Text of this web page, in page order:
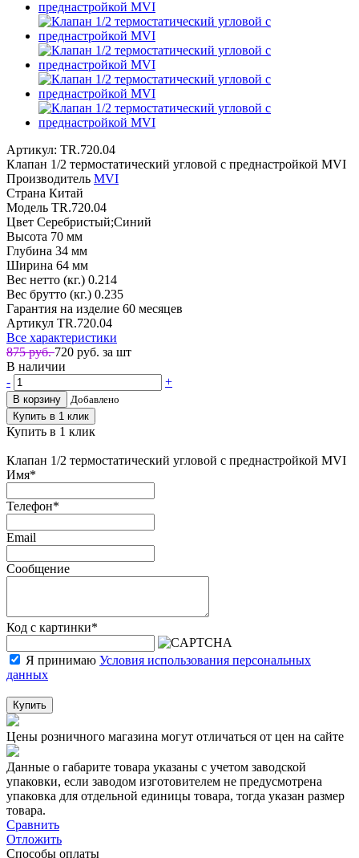
Артикул: TR.720.04
Клапан 1/2 термостатический угловой с преднастройкой MVI
Производитель MVI
Страна Китай
Модель TR.720.04
Цвет Серебристый;Синий
Высота 70 мм
Глубина 34 мм
Ширина 64 мм
Вес нетто (кг.) 0.214
Вес брутто (кг.) 0.235
Гарантия на изделие 60 месяцев
Артикул TR.720.04
Все характеристики
875 руб.720 руб. за шт
В наличии
-
+
В корзину
Добавлено
Купить в 1 клик
Купить в 1 клик
Клапан 1/2 термостатический угловой с преднастройкой MVI
Имя*
Телефон*
Email
Сообщение
Код с картинки*
Я принимаю Условия использования персональных
данных
Купить
Цены розничного магазина могут отличаться от цен на сайте
Данные о габарите товара указаны с учетом заводской
упаковки, если заводом изготовителем не предусмотрена
упаковка для отдельной единицы товара, тогда указан размер
товара.
Сравнить
Отложить
Способы оплаты